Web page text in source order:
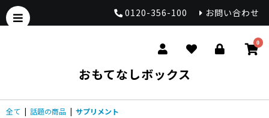
0120-356-100 お問い合わせ
0
おもてなしボックス
全て | 話題の商品 | サプリメント